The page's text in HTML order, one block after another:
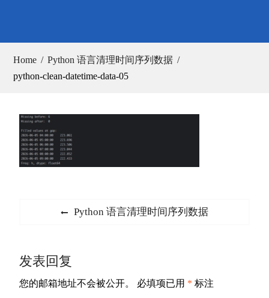
Home
Python 语言清理时间序列数据
python-clean-datetime-data-05
航
Previous
Python 语言清理时间序列数据
发表回复
您的邮箱地址不会被公开。 必填项已用 * 标注